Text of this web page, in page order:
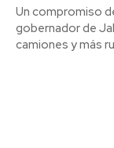
Un compromiso
gobernador de
camiones y más